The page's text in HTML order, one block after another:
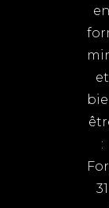
en
et
:
31